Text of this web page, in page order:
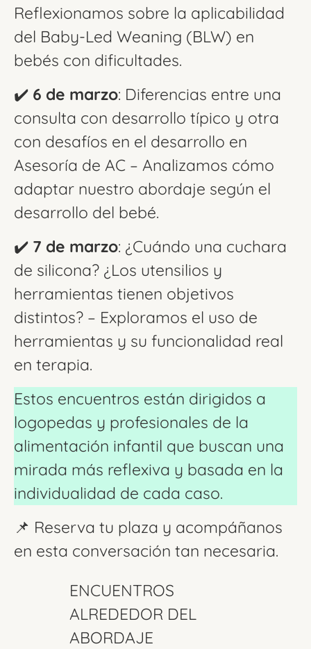
Reflexionamos sobre la aplicabilidad
del Baby-Led Weaning (BLW) en
bebés con dificultades.
✔️ 6 de marzo: Diferencias entre una
consulta con desarrollo típico y otra
con desafíos en el desarrollo en
Asesoría de AC – Analizamos cómo
adaptar nuestro abordaje según el
desarrollo del bebé.
✔️ 7 de marzo: ¿Cuándo una cuchara
de silicona? ¿Los utensilios y
herramientas tienen objetivos
distintos? – Exploramos el uso de
herramientas y su funcionalidad real
en terapia.
Estos encuentros están dirigidos a
logopedas y profesionales de la
alimentación infantil que buscan una
mirada más reflexiva y basada en la
individualidad de cada caso.
📌 Reserva tu plaza y acompáñanos
en esta conversación tan necesaria.
ENCUENTROS
ALREDEDOR DEL
ABORDAJE